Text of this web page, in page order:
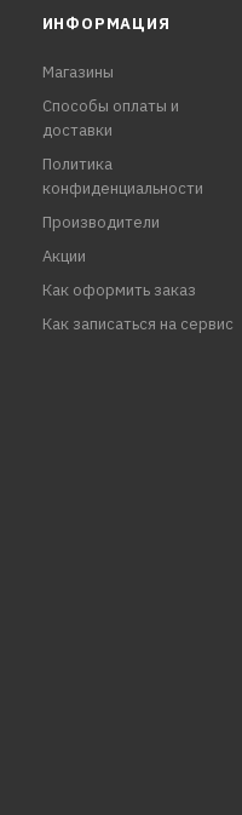
ИНФОРМАЦИЯ
Магазины
Способы оплаты и
доставки
Политика
конфиденциальности
Производители
Акции
Как оформить заказ
Как записаться на сервис